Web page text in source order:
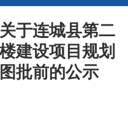
于连城县第二
建设项目规划
批前的公示